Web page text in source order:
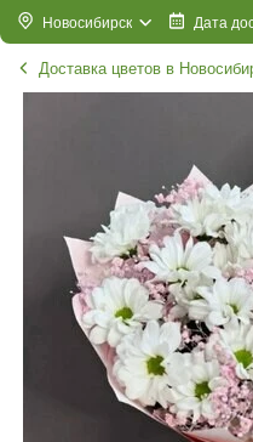
Новосибирск Дата
Доставка цветов в